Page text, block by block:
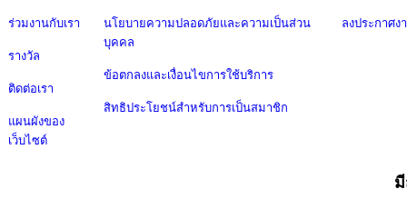
ร่วมงานกับเรา
รางวัล
ติดต่อเรา
แผนผังของ
เว็บไซต์
นโยบายความปลอดภัยและความเป็นส่วน
บุคคล
ข้อตกลงและเงื่อนไขการใช้บริการ
สิทธิประโยชน์สำหรับการเป็นสมาชิก
ลงประกาศง